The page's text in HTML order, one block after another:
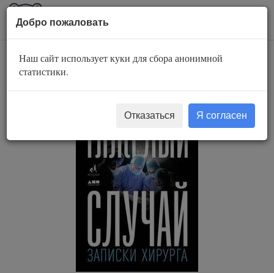
AuBook.org
Тяжелый случай
Добро пожаловать
Наш сайт использует куки для сбора анонимной
статистики.
Отказаться Я согласен